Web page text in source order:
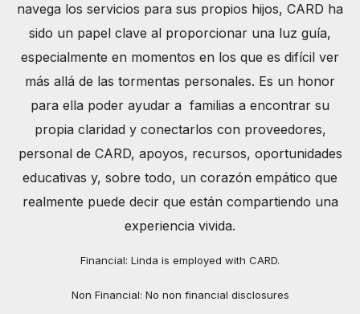
navega los servicios para sus propios hijos, CARD ha
sido un papel clave al proporcionar una luz guía,
especialmente en momentos en los que es difícil ver
más allá de las tormentas personales. Es un honor
para ella poder ayudar a familias a encontrar su
propia claridad y conectarlos con proveedores,
personal de CARD, apoyos, recursos, oportunidades
educativas y, sobre todo, un corazón empático que
realmente puede decir que están compartiendo una
experiencia vivida.
Financial: Linda is employed with CARD.
Non Financial: No non financial disclosures